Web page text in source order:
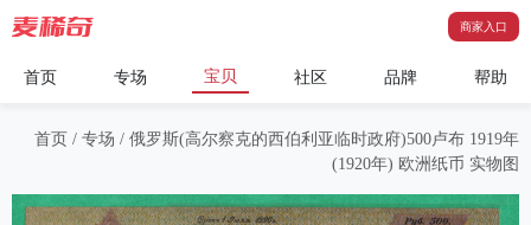
商家入口
首页 专场 宝贝 社区 品牌 帮助
首页 / 专场 / 俄罗斯(高尔察克的西伯利亚临时政府)500卢布 1919年
(1920年) 欧洲纸币 实物图